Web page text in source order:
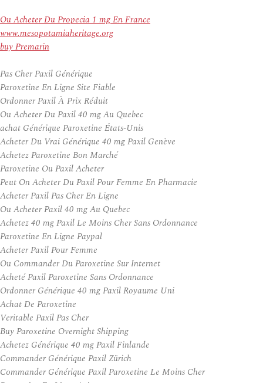
Ou Acheter Du Propecia 1 mg En France
www.mesopotamiaheritage.org
buy Premarin
Pas Cher Paxil Générique
Paroxetine En Ligne Site Fiable
Ordonner Paxil À Prix Réduit
Ou Acheter Du Paxil 40 mg Au Quebec
achat Générique Paroxetine États-Unis
Acheter Du Vrai Générique 40 mg Paxil Genève
Achetez Paroxetine Bon Marché
Paroxetine Ou Paxil Acheter
Peut On Acheter Du Paxil Pour Femme En Pharmacie
Acheter Paxil Pas Cher En Ligne
Ou Acheter Paxil 40 mg Au Quebec
Achetez 40 mg Paxil Le Moins Cher Sans Ordonnance
Paroxetine En Ligne Paypal
Acheter Paxil Pour Femme
Ou Commander Du Paroxetine Sur Internet
Acheté Paxil Paroxetine Sans Ordonnance
Ordonner Générique 40 mg Paxil Royaume Uni
Achat De Paroxetine
Veritable Paxil Pas Cher
Buy Paroxetine Overnight Shipping
Achetez Générique 40 mg Paxil Finlande
Commander Générique Paxil Zürich
Commander Générique Paxil Paroxetine Le Moins Cher